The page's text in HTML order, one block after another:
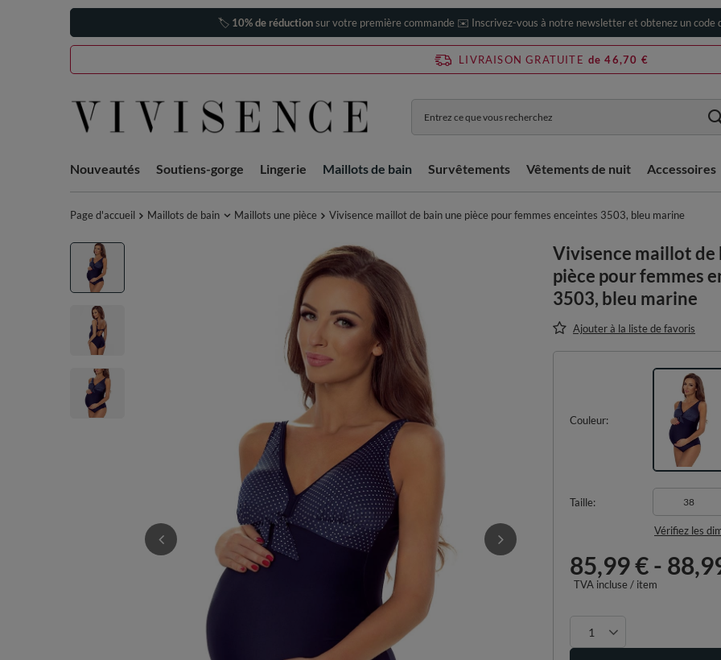
🏷️ 10% de réductionsur votre première commande ✉️ Inscrivez-vous à notre newsletter et obtenez un code
LIVRAISON GRATUITE de 46,70 €
Nouveautés Soutiens-gorge Lingerie Maillots de bain Survêtements Vêtements de nuit Accessoires
Page d'accueil Maillots de bain Maillots une pièce Vivisence maillot de bain une pièce pour femmes enceintes 3503, bleu marine
Vivisence maillot de
pièce pour femmes
3503, bleu marine
Ajouter à la liste de favoris
Couleur
Taille 38
Vérifiez les
85,99 €-
TVA incluse/ item